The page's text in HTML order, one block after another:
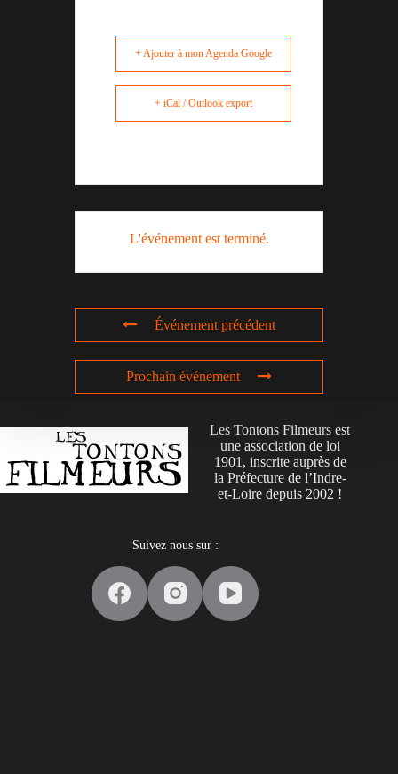
+ Ajouter à mon Agenda Google
+ iCal / Outlook export
L'événement est terminé.
Événement précédent
Prochain événement
Les Tontons Filmeurs est
une association de loi
1901, inscrite auprès de
la Préfecture de l’Indre-
et-Loire depuis 2002 !
Suivez nous sur :